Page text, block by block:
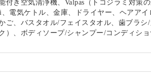
付き空気清浄機、Valpas（トコジラミ対策
電気ケトル、金庫、ドライヤー、ヘアアイ
ご、バスタオル/フェイスタオル、歯ブラシ
）、ボディソープ/シャンプー/コンディシ